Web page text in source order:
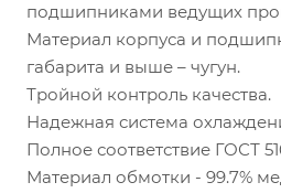
подшипниками ведущих
Материал корпуса и
габарита и выше – чугун.
Тройной контроль качества.
Надежная система
Полное соответствие ГОСТ
Материал обмотки - 99.7%